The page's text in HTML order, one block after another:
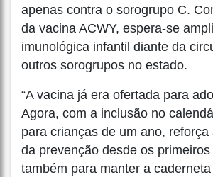
apenas contra o sorogrupo C.
da vacina ACWY, espera-se
imunológica infantil diante da
outros sorogrupos no estado.
“A vacina já era ofertada para
Agora, com a inclusão no
para crianças de um ano,
da prevenção desde os
também para manter a